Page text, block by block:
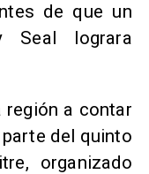
de que un
Seal lograra
región a contar
del quinto
organizado